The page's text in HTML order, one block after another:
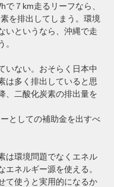
で７km走るリーフなら、
を排出してしまう。環境
いというなら、沖縄で走
。
いない。おそらく日本中
は多く排出していると思
、二酸化炭素の排出量を
としての補助金を出すべ
は環境問題でなくエネル
ネルギー源を使える。
て使うと実用的になるか